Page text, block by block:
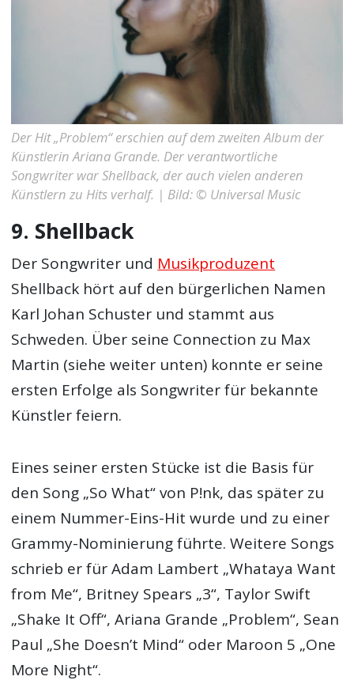
Der Hit „Problem“ erschien auf dem zweiten Album der
Künstlerin Ariana Grande. Der verantwortliche
Songwriter war Shellback, der auch vielen anderen
Künstlern zu Hits verhalf. | Bild: © Universal Music
9. Shellback
Der Songwriter und Musikproduzent
Shellback hört auf den bürgerlichen Namen
Karl Johan Schuster und stammt aus
Schweden. Über seine Connection zu Max
Martin (siehe weiter unten) konnte er seine
ersten Erfolge als Songwriter für bekannte
Künstler feiern.
Eines seiner ersten Stücke ist die Basis für
den Song „So What“ von P!nk, das später zu
einem Nummer-Eins-Hit wurde und zu einer
Grammy-Nominierung führte. Weitere Songs
schrieb er für Adam Lambert „Whataya Want
from Me“, Britney Spears „3“, Taylor Swift
„Shake It Off“, Ariana Grande „Problem“, Sean
Paul „She Doesn’t Mind“ oder Maroon 5 „One
More Night“.